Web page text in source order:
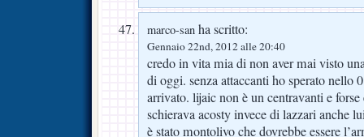
marco-san ha scritto:
Gennaio 22nd, 2012 alle 20:40
credo in vita mia di non aver mai visto
di oggi. senza attaccanti ho sperato nello
arrivato. lijaic non è un centravanti e
schierava acosty invece di lazzari anche
è stato montolivo che dovrebbe essere